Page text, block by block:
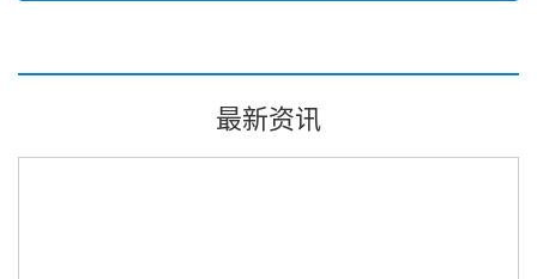
最新资讯